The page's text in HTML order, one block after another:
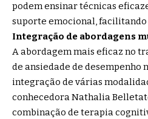
podem ensinar técnicas
suporte emocional, facilitando
Integração de abordagens
A abordagem mais eficaz no
de ansiedade de desempenho
integração de várias
conhecedora Nathalia
combinação de terapia